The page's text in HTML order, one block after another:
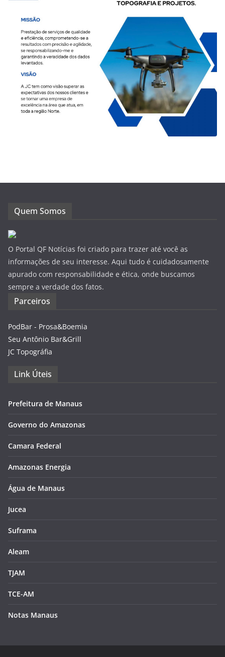
Quem Somos
O Portal QF Notícias foi criado para trazer até você as
informações de seu interesse. Aqui tudo é cuidadosamente
apurado com responsabilidade e ética, onde buscamos
sempre a verdade dos fatos.
Parceiros
PodBar - Prosa&Boemia
Seu Antônio Bar&Grill
JC Topográfia
Link Úteis
Prefeitura de Manaus
Governo do Amazonas
Camara Federal
Amazonas Energia
Água de Manaus
Jucea
Suframa
Aleam
TJAM
TCE-AM
Notas Manaus